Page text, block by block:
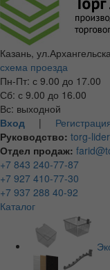
Казань,
схема проезда
Пн-Пт: с 9.00 до 17.00
Сб: с 9.00 до 16.00
Вс: выходной
Вход |
Руководство: torg-
Отдел продаж:
+7 843 240-77-87
+7 927 410-77-30
+7 937 288 40-92
Каталог